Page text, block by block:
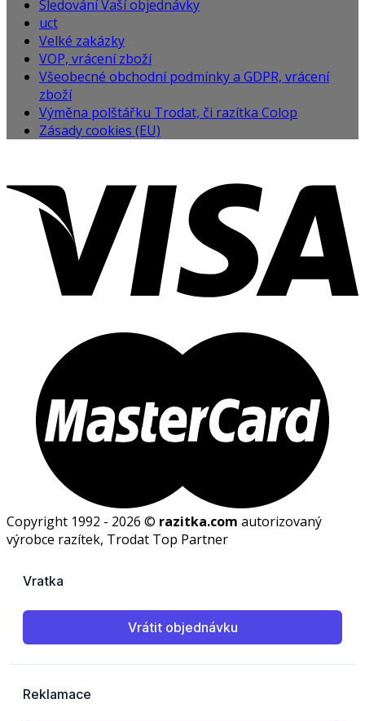
Sledování Vaší objednávky
uct
Velké zakázky
VOP, vrácení zboží
Všeobecné obchodní podmínky a GDPR, vrácení
zboží
Výměna polštářku Trodat, či razítka Colop
Zásady cookies (EU)
Copyright 1992 - 2026 © razitka.com autorizovaný
výrobce razítek, Trodat Top Partner